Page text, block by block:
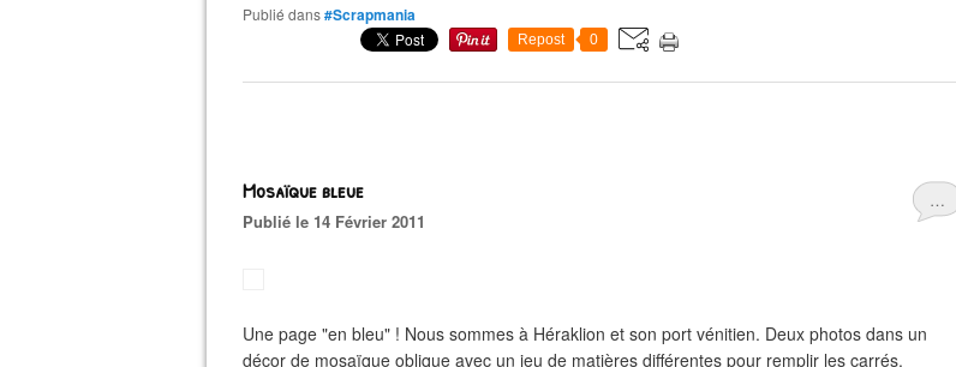
Publié dans#Scrapmania
Repost 0
…
Mosaïque bleue
Publié le 14 Février 2011
Une page "en bleu" ! Nous sommes à Héraklion et son port vénitien. Deux photos dans un
décor de mosaïque oblique avec un jeu de matières différentes pour remplir les carrés.